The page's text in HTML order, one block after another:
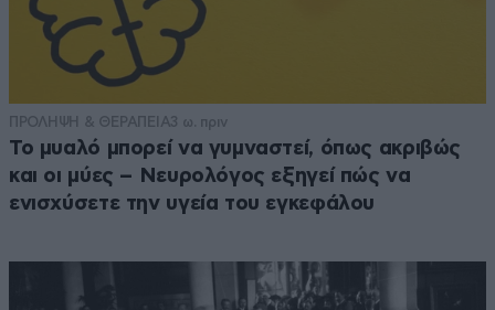
ΠΡΟΛΗΨΗ & ΘΕΡΑΠΕΙΑ3 ω. πριν
Το μυαλό μπορεί να γυμναστεί, όπως ακριβώς
και οι μύες – Νευρολόγος εξηγεί πώς να
ενισχύσετε την υγεία του εγκεφάλου